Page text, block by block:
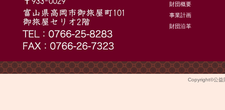
財団概要
事業計画
財団沿革
Copyright©公益